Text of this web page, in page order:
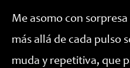
Me asomo con
más allá de cada pulso
muda y repetitiva, que